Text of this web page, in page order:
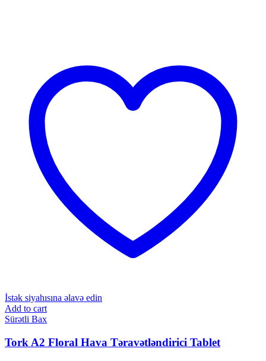
İstək siyahısına əlavə edin
Add to cart
Sürətli Bax
Tork A2 Floral Hava Təravətləndirici Tablet